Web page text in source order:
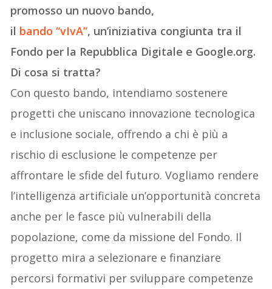
promosso un nuovo bando,
il bando “vIvA”, un’iniziativa congiunta tra il
Fondo per la Repubblica Digitale e Google.org.
Di cosa si tratta?
Con questo bando, intendiamo sostenere
progetti che uniscano innovazione tecnologica
e inclusione sociale, offrendo a chi è più a
rischio di esclusione le competenze per
affrontare le sfide del futuro. Vogliamo rendere
l’intelligenza artificiale un’opportunità concreta
anche per le fasce più vulnerabili della
popolazione, come da missione del Fondo. Il
progetto mira a selezionare e finanziare
percorsi formativi per sviluppare competenze